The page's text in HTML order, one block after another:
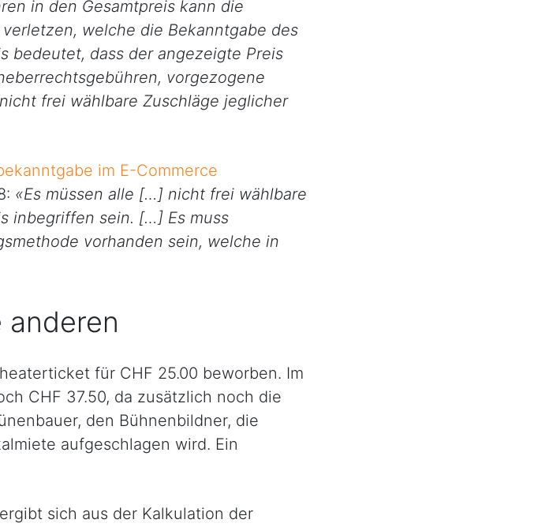
in den Gesamtpreis kann die
welche die Bekanntgabe des
bedeutet, dass der angezeigte Preis
vorgezogene
frei wählbare Zuschläge jeglicher
im E-Commerce
«Es müssen alle […] nicht frei wählbare
inbegriffen sein. […] Es muss
vorhanden sein, welche in
anderen
für CHF 25.00 beworben. Im
CHF 37.50, da zusätzlich noch die
den Bühnenbildner, die
aufgeschlagen wird. Ein
sich aus der Kalkulation der